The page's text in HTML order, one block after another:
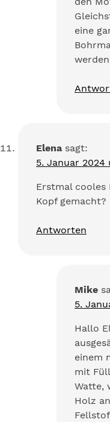
eine
Elena sagt:
5. Januar 2024
Erstmal cooles
Kopf gemacht?
Antworten
Mike
5.
Hallo
einem
mit
Watte,
Holz